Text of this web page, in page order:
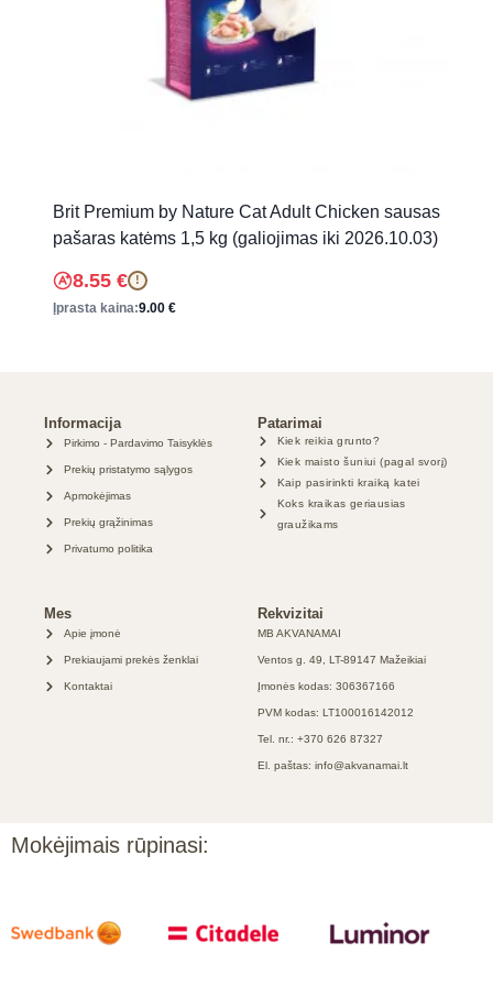
Brit Premium by Nature Cat Adult Chicken sausas
pašaras katėms 1,5 kg (galiojimas iki 2026.10.03)
8.55 € !
Įprasta kaina:9.00 €
Informacija
Pirkimo - Pardavimo Taisyklės
Prekių pristatymo sąlygos
Apmokėjimas
Prekių grąžinimas
Privatumo politika
Patarimai
Kiek reikia grunto?
Kiek maisto šuniui (pagal svorį)
Kaip pasirinkti kraiką katei
Koks kraikas geriausias
graužikams
Mes
Apie įmonė
Prekiaujami prekės ženklai
Kontaktai
Rekvizitai
MB AKVANAMAI
Ventos g. 49, LT-89147 Mažeikiai
Įmonės kodas: 306367166
PVM kodas: LT100016142012
Tel. nr.: +370 626 87327
El. paštas: info@akvanamai.lt
Mokėjimais rūpinasi: